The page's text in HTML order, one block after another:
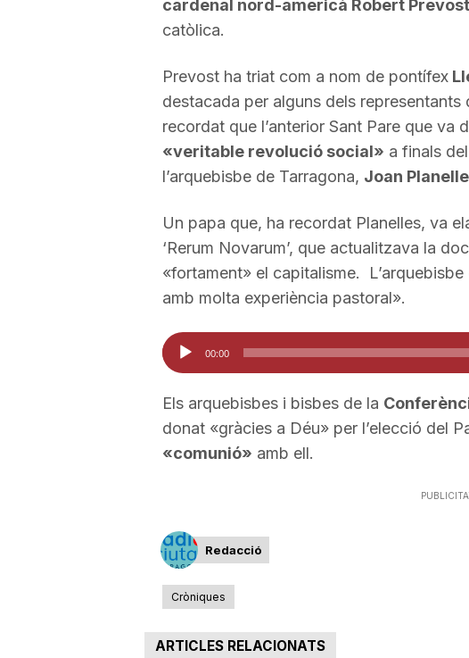
cardenal nord-americà Robert Prevost
catòlica.
Prevost ha triat com a nom de pontífex
destacada per alguns dels representants
recordat que l’anterior Sant Pare que va
«veritable revolució social» a finals
l’arquebisbe de Tarragona, Joan
Un papa que, ha recordat Planelles, va
‘Rerum Novarum’, que actualitzava la
«fortament» el capitalisme.
amb molta experiència pastoral».
Reproductor
d'àudio
00:00
Els arquebisbes i bisbes de la
donat «gràcies a Déu» per l’elecció del
«comunió» amb ell.
Redacció
Cròniques
ARTICLES RELACIONATS